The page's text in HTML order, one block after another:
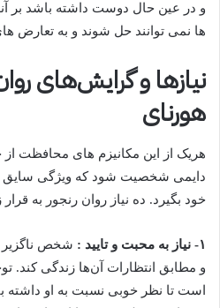
و در عین حال دوست داشته باشد بر
ها نمی توانند حل شوند و به تعارض
نیازها و گرایش‌های
هورنای
هریک از این مکانیزم های محافظت از
دایمی شخصیت شود که ویژگی سایق یا
خود بگیرد. ده نیاز روان رنجور به
۱- نیاز به محبت و تایید :
شخص ناگزیر
و مطابق انتظارات آن‌ها زندگی کند.
است تا نظر خوبی نسبت به او داشته